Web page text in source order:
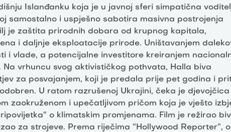
Islanđanku koja je u javnoj sferi simpatična
samostalno i uspješno sabotira masivna postrojenja
je zaštita prirodnih dobara od krupnog kapitala,
i daljnje eksploatacije prirode. Uništavanjem
i vlade, a potencijalne investitore kreiranjem
vrhuncu svog aktivističkog pothvata, Halla biva
za posvajanjem, koji je predala prije pet godina i
U ratom razrušenoj Ukrajini, čeka je djevojčica
zaokruženom i upečatljivom pričom koja je vješto
o klimatskim promjenama. Film je režirao
za strojeve. Prema riječima “Hollywood Reporter”,